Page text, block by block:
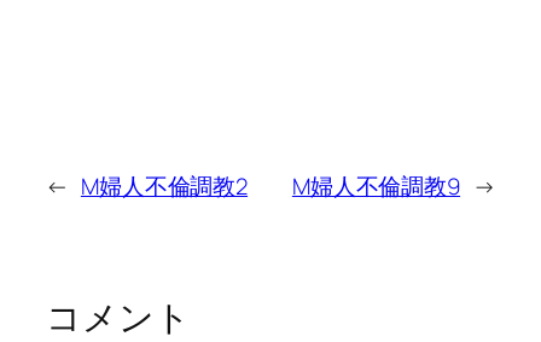
← M婦人不倫調教2 M婦人不倫調教9 →
コメント